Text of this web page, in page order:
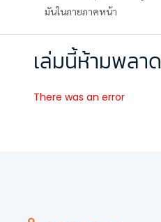
มันในภายภาคหน้า
เล่มนี้ห้ามพลาด
There was an error